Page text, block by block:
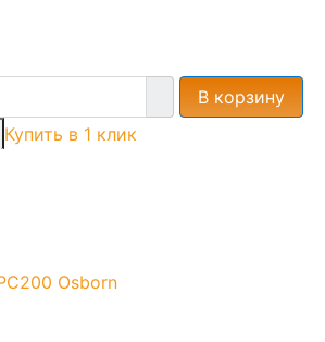
В корзину
Купить в 1 клик